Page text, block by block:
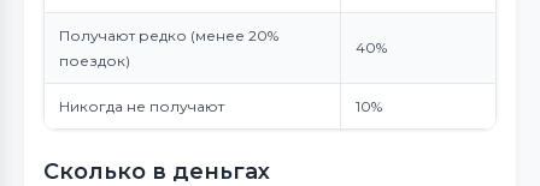
Получают редко (менее 20%
поездок)
40%
Никогда не получают 10%
Сколько в деньгах